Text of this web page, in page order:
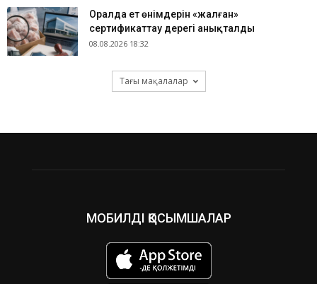
Оралда ет өнімдерін «жалған»
сертификаттау дерегі анықталды
08.08.2026 18:32
Тағы мақалалар
МОБИЛДІ ҚОСЫМШАЛАР